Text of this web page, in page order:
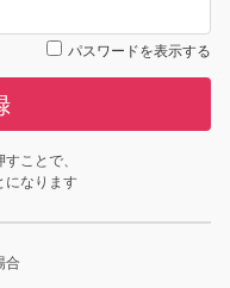
パスワードを表示する
ことで、
になります
合